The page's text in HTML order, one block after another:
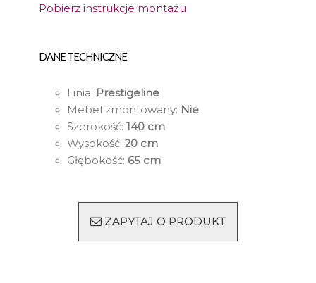
Pobierz instrukcje montażu
DANE TECHNICZNE
Linia: Prestigeline
Mebel zmontowany: Nie
Szerokość: 140 cm
Wysokość: 20 cm
Głębokość: 65 cm
ZAPYTAJ O PRODUKT